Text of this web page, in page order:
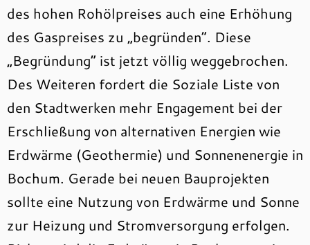
des hohen Rohölpreises auch eine Erhöhung
des Gaspreises zu „begründen“. Diese
„Begründung“ ist jetzt völlig weggebrochen.
Des Weiteren fordert die Soziale Liste von
den Stadtwerken mehr Engagement bei der
Erschließung von alternativen Energien wie
Erdwärme (Geothermie) und Sonnenenergie in
Bochum. Gerade bei neuen Bauprojekten
sollte eine Nutzung von Erdwärme und Sonne
zur Heizung und Stromversorgung erfolgen.